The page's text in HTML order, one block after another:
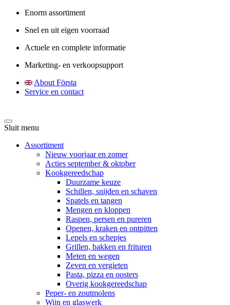
Enorm assortiment
Snel en uit eigen voorraad
Actuele en complete informatie
Marketing- en verkoopsupport
About Första
Service en contact
Sluit menu
Assortiment
Nieuw voorjaar en zomer
Acties september & oktober
Kookgereedschap
Duurzame keuze
Schillen, snijden en schaven
Spatels en tangen
Mengen en kloppen
Raspen, persen en pureren
Openen, kraken en ontpitten
Lepels en schepjes
Grillen, bakken en frituren
Meten en wegen
Zeven en vergieten
Pasta, pizza en oosters
Overig kookgereedschap
Peper- en zoutmolens
Wijn en glaswerk